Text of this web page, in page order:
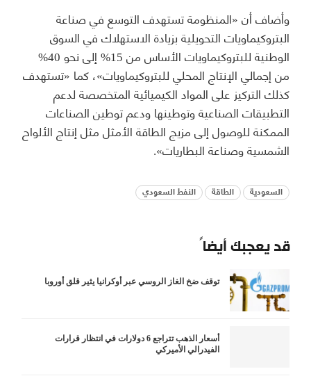
وأضاف أن «المنظومة تستهدف التوسع في صناعة
البتروكيماويات التحويلية بزيادة الاستهلاك في السوق
الوطنية للبتروكيماويات الأساس من 15% إلى نحو 40%
من إجمالي الإنتاج المحلي للبتروكيماويات»، كما «تستهدف
كذلك التركيز على المواد الكيميائية المتخصصة لدعم
التطبيقات الصناعية وتوطينها ودعم توطين الصناعات
الممكنة للوصول إلى مزيج الطاقة الأمثل مثل إنتاج الألواح
الشمسية وصناعة البطاريات».
السعودية الطاقة النفط السعودي
قد يعجبك أيضاً
توقف ضخ الغاز الروسي عبر أوكرانيا يثير قلق أوروبا
أسعار الذهب تتراجع 6 دولارات في انتظار قرارات
الفيدرالي الأميركي